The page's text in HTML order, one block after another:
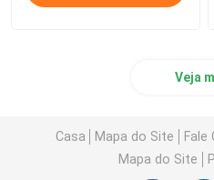
Veja
Casa Mapa do Site Fale
Mapa do Site